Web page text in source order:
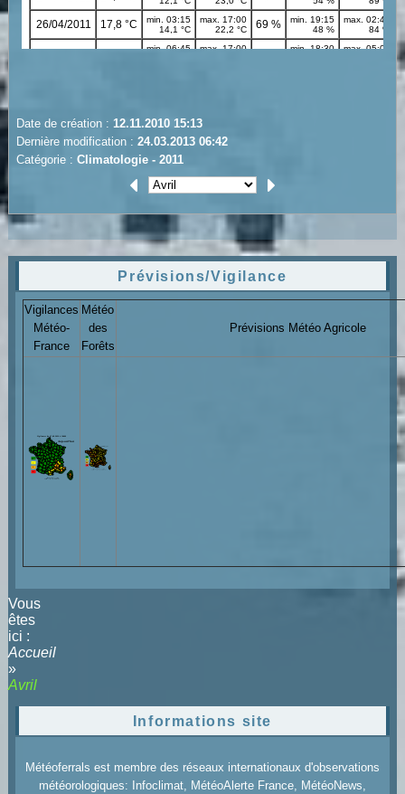
Date de création : 12.11.2010 15:13
Dernière modification : 24.03.2013 06:42
Catégorie : Climatologie - 2011
Prévisions/Vigilance
Vigilances
Météo-
France
Météo
des
Forêts
Prévisions Météo Agricole
Vous
êtes
ici :
Accueil
»
Avril
Informations site
Météoferrals est membre des réseaux internationaux d'observations
météorologiques: Infoclimat, MétéoAlerte France, MétéoNews,